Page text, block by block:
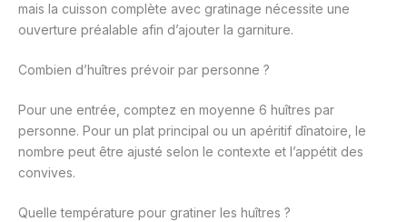
mais la cuisson complète avec gratinage nécessite une
ouverture préalable afin d’ajouter la garniture.
Combien d’huîtres prévoir par personne ?
Pour une entrée, comptez en moyenne 6 huîtres par
personne. Pour un plat principal ou un apéritif dînatoire, le
nombre peut être ajusté selon le contexte et l’appétit des
convives.
Quelle température pour gratiner les huîtres ?